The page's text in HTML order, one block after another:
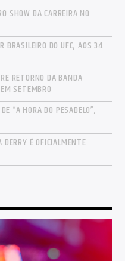
SHOW DA CARREIRA NO
BRASILEIRO DO UFC, AOS 34
RETORNO DA BANDA
SETEMBRO
“A HORA DO PESADELO”,
É OFICIALMENTE